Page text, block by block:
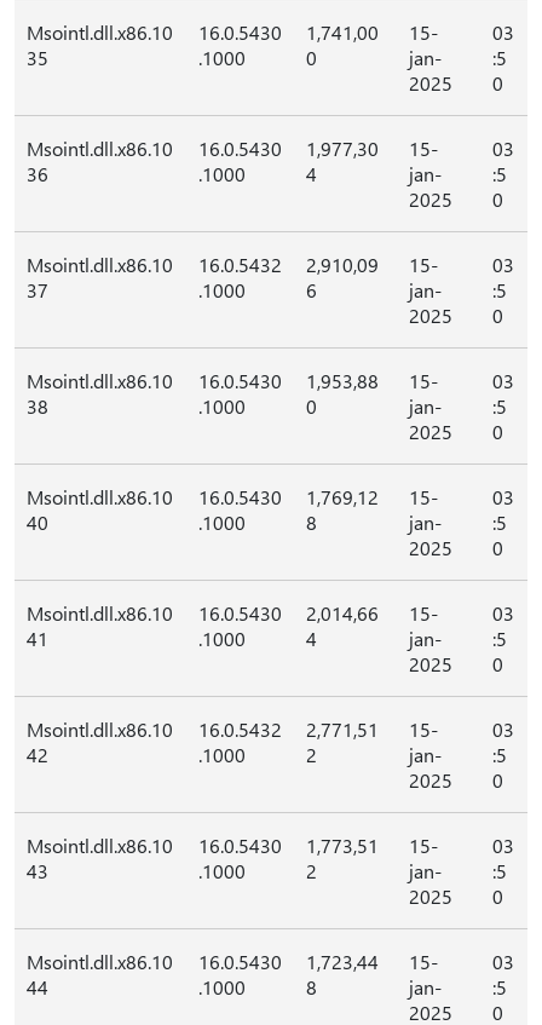
Msointl.dll.x86.10
35
16.0.5430
.1000
1,741,00
0
15-
jan-
2025
03
:5
0
Msointl.dll.x86.10
36
16.0.5430
.1000
1,977,30
4
15-
jan-
2025
03
:5
0
Msointl.dll.x86.10
37
16.0.5432
.1000
2,910,09
6
15-
jan-
2025
03
:5
0
Msointl.dll.x86.10
38
16.0.5430
.1000
1,953,88
0
15-
jan-
2025
03
:5
0
Msointl.dll.x86.10
40
16.0.5430
.1000
1,769,12
8
15-
jan-
2025
03
:5
0
Msointl.dll.x86.10
41
16.0.5430
.1000
2,014,66
4
15-
jan-
2025
03
:5
0
Msointl.dll.x86.10
42
16.0.5432
.1000
2,771,51
2
15-
jan-
2025
03
:5
0
Msointl.dll.x86.10
43
16.0.5430
.1000
1,773,51
2
15-
jan-
2025
03
:5
0
Msointl.dll.x86.10
44
16.0.5430
.1000
1,723,44
8
15-
jan-
2025
03
:5
0